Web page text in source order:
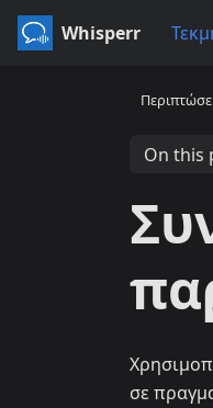
Whisperr
On this
σε